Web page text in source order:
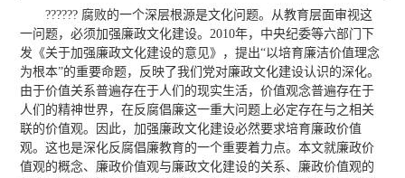
?????? 腐败的一个深层根源是文化问题。从教育层面审视这
一问题，必须加强廉政文化建设。2010年，中央纪委等六部门下
发《关于加强廉政文化建设的意见》，提出“以培育廉洁价值理念
为根本”的重要命题，反映了我们党对廉政文化建设认识的深化。
由于价值关系普遍存在于人们的现实生活，价值观念普遍存在于
人们的精神世界，在反腐倡廉这一重大问题上必定存在与之相关
联的价值观。因此，加强廉政文化建设必然要求培育廉政价值
观。这也是深化反腐倡廉教育的一个重要着力点。本文就廉政价
值观的概念、廉政价值观与廉政文化建设的关系、廉政价值观的